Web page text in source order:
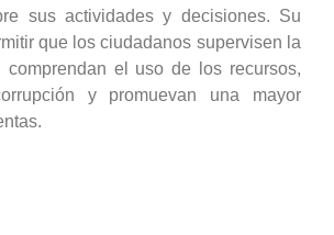
sus actividades y decisiones. Su
que los ciudadanos supervisen la
comprendan el uso de los recursos,
y promuevan una mayor